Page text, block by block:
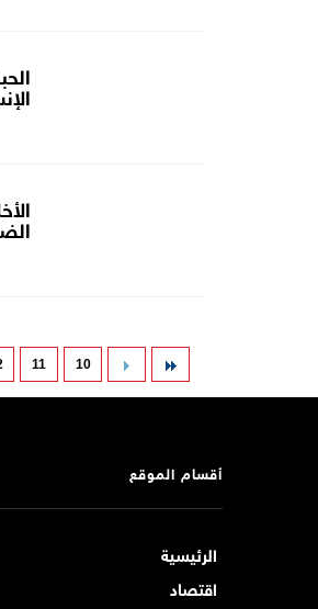
10
11
أقسام الموقع
الرئيسية
اقتصاد